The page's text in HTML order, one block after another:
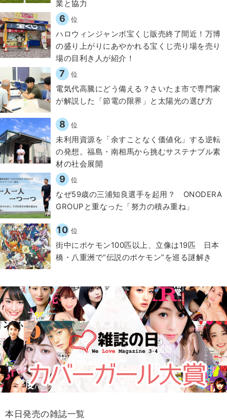
業と協力
6 位
ハロウィンジャンボ宝くじ販売終了間近！万博
の盛り上がりにあやかれる宝くじ売り場を売り
場の目利き人が紹介！
7 位
電気代高騰にどう備える？さいたま市で専門家
が解説した「節電の限界」と太陽光の選び方
8 位
​​未利用資源を「余すことなく価値化」する逆転
の発想。福島・南相馬から挑むサステナブル素
材の社会展開​
9 位
なぜ59歳の三浦知良選手を起用？ ONODERA
GROUPと重なった「努力の積み重ね」
10 位
街中にポケモン100匹以上、立像は19匹 日本
橋・八重洲で“伝説のポケモン”を巡る謎解き
本日発売の雑誌一覧